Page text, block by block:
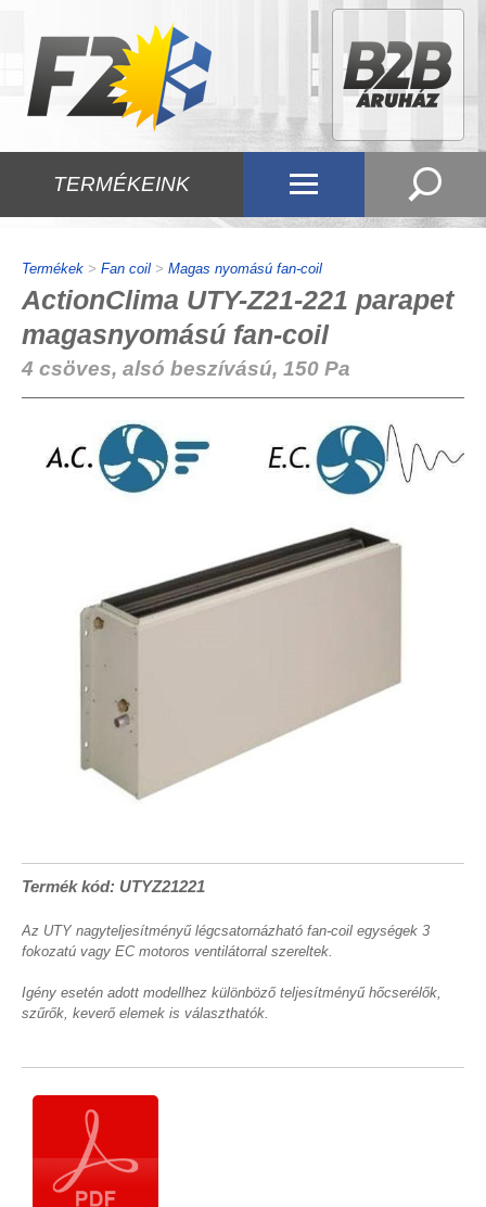
TERMÉKEINK
Termékek > Fan coil > Magas nyomású fan-coil
ActionClima UTY-Z21-221 parapet
magasnyomású fan-coil
4 csöves, alsó beszívású, 150 Pa
Termék kód: UTYZ21221
Az UTY nagyteljesítményű légcsatornázható fan-coil egységek 3
fokozatú vagy EC motoros ventilátorral szereltek.
Igény esetén adott modellhez különböző teljesítményű hőcserélők,
szűrők, keverő elemek is választhatók.